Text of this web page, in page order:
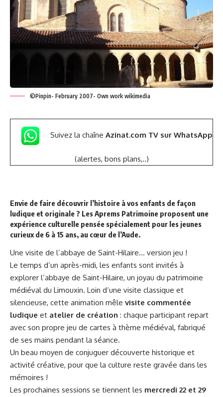
©Pinpin- February 2007- Own work wikimedia
Suivez la chaîne Azinat.com TV sur WhatsApp
(alertes, bons plans,..)
Envie de faire découvrir l’histoire à vos enfants de façon
ludique et originale ? LesAprems Patrimoine proposent une
expérience culturelle pensée spécialement pour les jeunes
curieux de 6 à 15 ans, au cœur de l’Aude.
Une visite de l’abbaye de Saint-Hilaire… version jeu !
Le temps d’un après-midi, les enfants sont invités à
explorer l’abbaye de Saint-Hilaire, un joyau du patrimoine
médiéval du Limouxin. Loin d’une visite classique et
silencieuse, cette animation mêle visite commentée
ludique et atelier de création : chaque participant repart
avec son propre jeu de cartes à thème médiéval, fabriqué
de ses mains pendant la séance.
Un beau moyen de conjuguer découverte historique et
activité créative, pour que la culture reste gravée dans les
mémoires !
Les prochaines sessions se tiennent les mercredi 22 et 29